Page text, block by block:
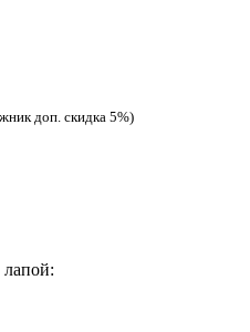
доп. скидка 5%)